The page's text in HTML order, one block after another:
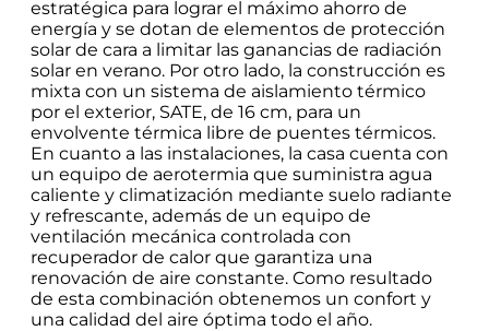
estratégica para lograr el máximo ahorro de
energía y se dotan de elementos de protección
solar de cara a limitar las ganancias de radiación
solar en verano. Por otro lado, la construcción es
mixta con un sistema de aislamiento térmico
por el exterior, SATE, de 16 cm, para un
envolvente térmica libre de puentes térmicos.
En cuanto a las instalaciones, la casa cuenta con
un equipo de aerotermia que suministra agua
caliente y climatización mediante suelo radiante
y refrescante, además de un equipo de
ventilación mecánica controlada con
recuperador de calor que garantiza una
renovación de aire constante. Como resultado
de esta combinación obtenemos un confort y
una calidad del aire óptima todo el año.